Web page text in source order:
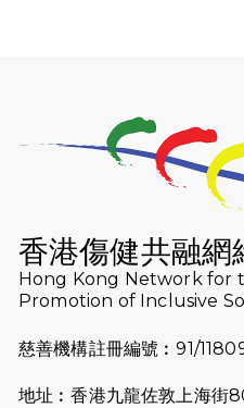
2026-07-23
猛龍長跑
（19:00
猛龍長跑
2026-07-10
【猛龍戈
融網絡15
2026-07-09
猛龍長跑
香港傷健共融網
Hong Kong Network for
Promotion of Inclusive
慈善機構註冊編號︰91/
地址︰香港九龍佐敦上海街